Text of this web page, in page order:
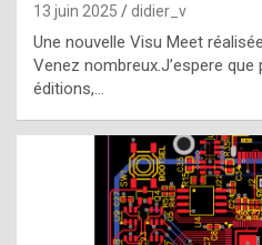
t
t
e
b
e
s
13 juin 2025 didier_v
Une nouvelle Visu Meet
Venez nombreux.J’espere
éditions,…